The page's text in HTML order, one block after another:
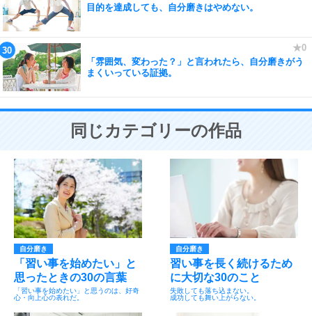
目的を達成しても、自分磨きはやめない。
「雰囲気、変わった？」と言われたら、自分磨きがう
まくいっている証拠。
同じカテゴリーの作品
自分磨き
「習い事を始めたい」と
思ったときの30の言葉
「習い事を始めたい」と思うのは、好奇
心・向上心の表れだ。
自分磨き
習い事を長く続けるため
に大切な30のこと
失敗しても落ち込まない。
成功しても舞い上がらない。